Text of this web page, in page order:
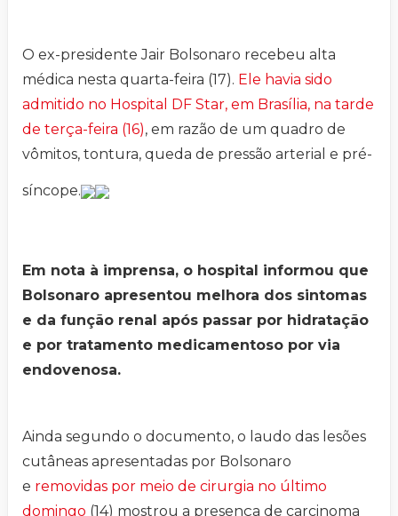
O ex-presidente Jair Bolsonaro recebeu alta
médica nesta quarta-feira (17). Ele havia sido
admitido no Hospital DF Star, em Brasília, na tarde
de terça-feira (16), em razão de um quadro de
vômitos, tontura, queda de pressão arterial e pré-
síncope.
Em nota à imprensa, o hospital informou que
Bolsonaro apresentou melhora dos sintomas
e da função renal após passar por hidratação
e por tratamento medicamentoso por via
endovenosa.
Ainda segundo o documento, o laudo das lesões
cutâneas apresentadas por Bolsonaro
e removidas por meio de cirurgia no último
domingo (14) mostrou a presença de carcinoma